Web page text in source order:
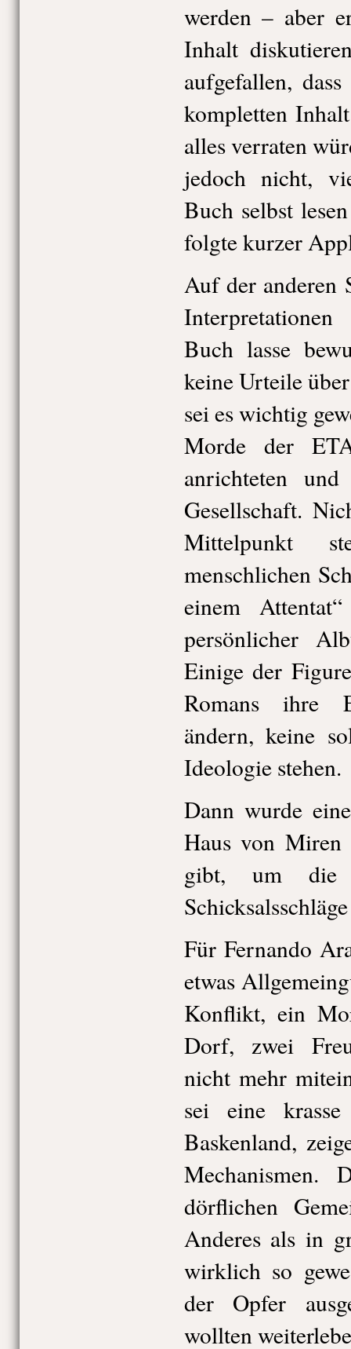
werden – aber
Inhalt
aufgefallen,
kompletten
alles verraten
jedoch nicht,
Buch selbst
folgte kurzer
Auf der anderen
Buch lasse
keine Urteile
sei es wichtig
Morde der
anrichteten
Gesellschaft.
Mittelpunkt
menschlichen
einem
persönlicher
Einige der
Romans ihre
ändern, keine
Ideologie stehen.
Dann wurde
Haus von Miren
gibt, um die
Für Fernando
etwas
Konflikt, ein
Dorf, zwei
nicht mehr
sei eine
Baskenland,
Mechanismen.
dörflichen
Anderes als in
wirklich so
der Opfer
wollten